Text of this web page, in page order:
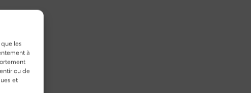
les
à
ou de
et